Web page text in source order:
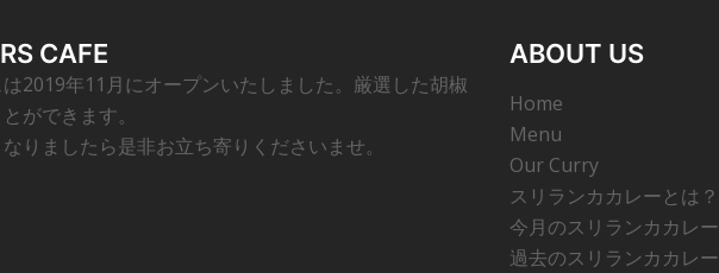
CAFE
2019年11月にオープンいたしました。厳選した胡椒
ができます。
りましたら是非お立ち寄りくださいませ。
ABOUT US
Home
Menu
Our Curry
スリランカカレーとは？
今月のスリランカカレー
過去のスリランカカレー